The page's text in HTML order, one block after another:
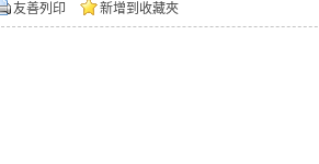
友善列印 新增到收藏夾